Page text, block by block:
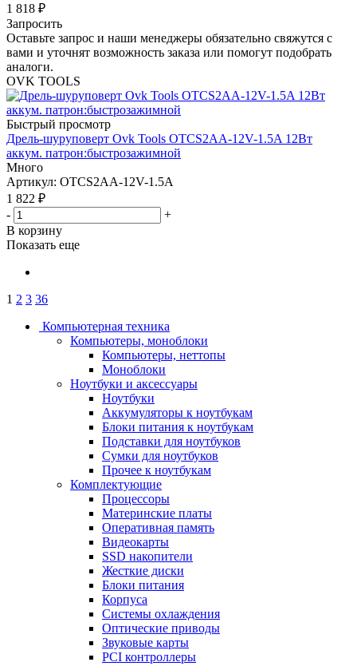
1 818 ₽
Запросить
Оставьте запрос и наши менеджеры обязательно свяжутся с
вами и уточнят возможность заказа или помогут подобрать
аналоги.
OVK TOOLS
Быстрый просмотр
Дрель-шуруповерт Ovk Tools OTCS2AA-12V-1.5A 12Вт
аккум. патрон:быстрозажимной
Много
Артикул: OTCS2AA-12V-1.5A
1 822 ₽
-
+
В корзину
Показать еще
1 2 3 36
Компьютерная техника
Компьютеры, моноблоки
Компьютеры, неттопы
Моноблоки
Ноутбуки и аксессуары
Ноутбуки
Аккумуляторы к ноутбукам
Блоки питания к ноутбукам
Подставки для ноутбуков
Сумки для ноутбуков
Прочее к ноутбукам
Комплектующие
Процессоры
Материнские платы
Оперативная память
Видеокарты
SSD накопители
Жесткие диски
Блоки питания
Корпуса
Системы охлаждения
Оптические приводы
Звуковые карты
PCI контроллеры